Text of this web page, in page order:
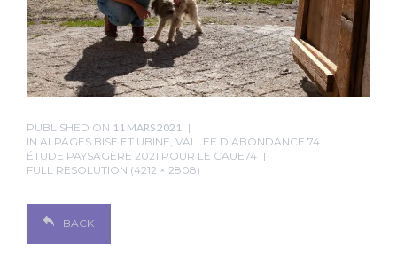
PUBLISHED ON 11 MARS 2021
IN ALPAGES BISE ET UBINE, VALLÉE D’ABONDANCE 74
ÉTUDE PAYSAGÈRE 2021 POUR LE CAUE74
FULL RESOLUTION (4212 × 2808)
BACK